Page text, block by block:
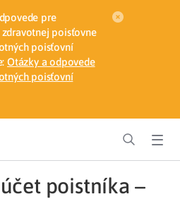
pre
poisťovne
poisťovní
Otázky a odpovede
poisťovní
poistníka –